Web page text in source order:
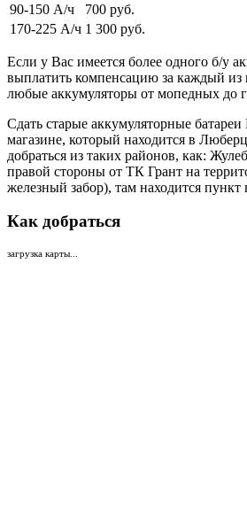
90-150 А/ч
700 руб.
170-225 А/ч 1 300 руб.
Если у Вас имеется более одного б/у
выплатить компенсацию за каждый
любые аккумуляторы от мопедных до
Сдать старые аккумуляторные
магазине, который находится в
добраться из таких районов, как:
правой стороны от ТК Грант на
железный забор), там находится
Как добраться
загрузка карты...